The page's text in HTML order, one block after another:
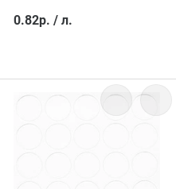
0.82р. / л.